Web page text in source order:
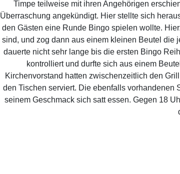
Timpe teilweise mit ihren Angehörigen
Überraschung angekündigt. Hier stellte sich
den Gästen eine Runde Bingo spielen wollte.
sind, und zog dann aus einem kleinen Beutel
dauerte nicht sehr lange bis die ersten Bingo
kontrolliert und durfte sich aus einem
Kirchenvorstand hatten zwischenzeitlich den
den Tischen serviert. Die ebenfalls vorhandenen
seinem Geschmack sich satt essen. Gegen 18